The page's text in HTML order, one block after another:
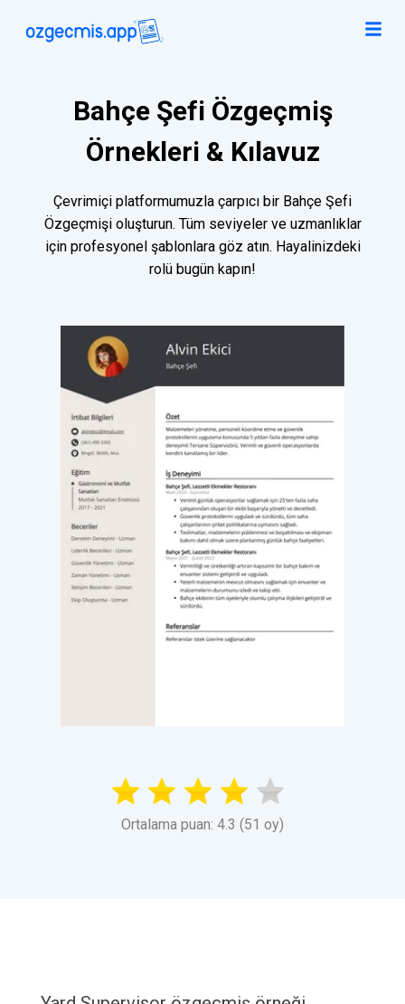
Bahçe Şefi Özgeçmiş
Örnekleri & Kılavuz
Çevrimiçi platformumuzla çarpıcı bir Bahçe Şefi
Özgeçmişi oluşturun. Tüm seviyeler ve uzmanlıklar
için profesyonel şablonlara göz atın. Hayalinizdeki
rolü bugün kapın!
Ortalama puan: 4.3 (51 oy)